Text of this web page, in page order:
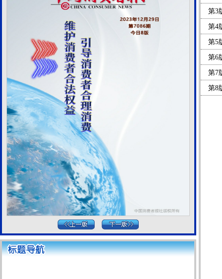
第3
第4
第5
第6
第7
第8